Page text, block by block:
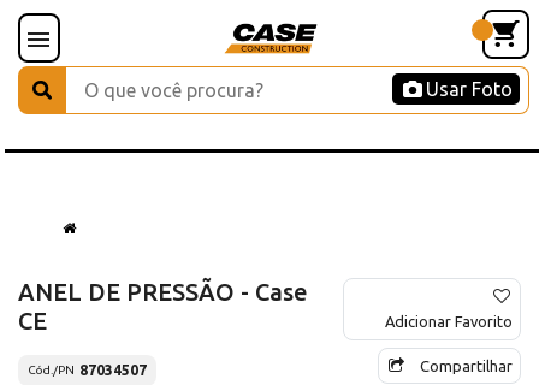
Usar Foto
ANEL DE PRESSÃO - Case
CE
Cód./PN 87034507
Adicionar Favorito
Compartilhar